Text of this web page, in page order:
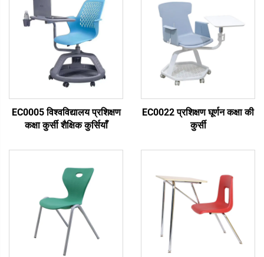
EC0005 विश्वविद्यालय प्रशिक्षण
कक्षा कुर्सी शैक्षिक कुर्सियाँ
EC0022 प्रशिक्षण घूर्णन कक्षा की
कुर्सी